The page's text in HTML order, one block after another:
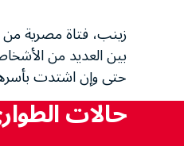
بين العديد من
حتى وإن اشتدت
حالات